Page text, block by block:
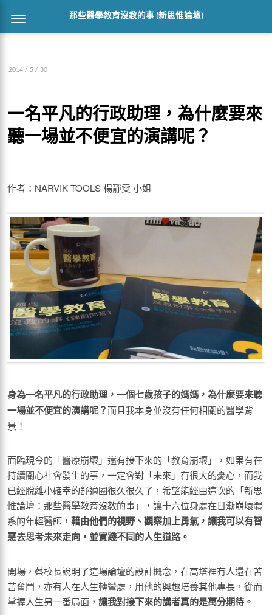
那些醫學教育沒教的事 (新思惟論壇)
2014 / 5 / 30
一名平凡的行政助理，為什麼要來
聽一場並不便宜的演講呢？
作者：NARVIK TOOLS 楊靜雯 小姐
身為一名平凡的行政助理，一個七歲孩子的媽媽，為什麼要來聽
一場並不便宜的演講呢？而且我本身並沒有任何相關的醫學背
景！
面臨現今的「醫療崩壞」還有接下來的「教育崩壞」，如果有在
持續關心社會發生的事，一定會對「未來」有很大的憂心，而我
已經脫離小確幸的舒適圈很久很久了，希望能經由這次的「新思
惟論壇：那些醫學教育沒教的事」，讓十六位身處在日漸崩壞體
系的年輕醫師， 藉由他們的視野、觀察加上勇氣，讓我可以有智
慧去思考未來走向，並實踐不同的人生道路。
開場，蔡校長說明了這場論壇的設計概念，在高塔裡有人還在苦
苦奮鬥，亦有人在人生轉彎處，用他的興趣培養其他專長，從而
掌握人生另一番局面， 讓我對接下來的講者真的是萬分期待。